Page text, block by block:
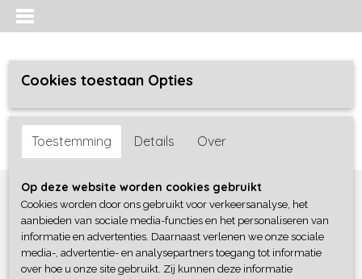
Inloggen Registreren
Home >Bedtextiel> Hoeslakens>Dubbel Jersey Hoeslaken
Cookies toestaan Opties
Toestemming Details Over
Op deze website worden cookies gebruikt
Cookies worden door ons gebruikt voor verkeersanalyse, het
aanbieden van sociale media-functies en het personaliseren van
informatie en advertenties. Daarnaast verlenen we onze sociale
media-, advertentie- en analysepartners toegang tot informatie
over hoe u onze site gebruikt. Zij kunnen deze informatie